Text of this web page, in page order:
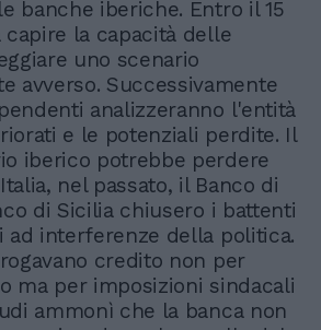
banche iberiche. Entro il 15
capire la capacità delle
uno scenario
avverso. Successivamente
analizzeranno l'entità
e le potenziali perdite. Il
iberico potrebbe perdere
nel passato, il Banco di
di Sicilia chiusero i battenti
ad interferenze della politica.
credito non per
ma per imposizioni sindacali
ammonì che la banca non